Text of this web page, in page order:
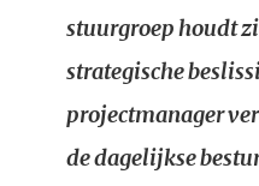
stuurgroep houdt
strategische
projectmanager
de dagelijkse